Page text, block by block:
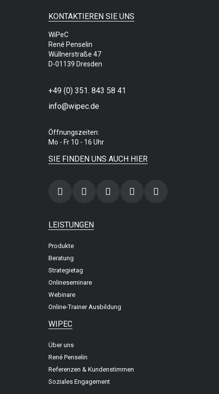
KONTAKTIEREN SIE UNS
WiPeC
René Penselin
Wüllnerstraße 47
D-01139 Dresden
+49 (0) 351. 843 58 41
info@wipec.de
Öffnungszeiten:
Mo - Fr 10 - 16 Uhr
SIE FINDEN UNS AUCH HIER
LEISTUNGEN
Produkte
Beratung
Strategietag
Onlineseminare
Webinare
Online-Trainer Ausbildung
WIPEC
Über uns
René Penselin
Referenzen & Kundenstimmen
Soziales Engagement